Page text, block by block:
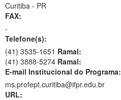
Curitiba - PR
FAX:
-
Telefone(s):
(41) 3535-1651 Ramal:
(41) 3888-5274 Ramal:
E-mail Institucional do Programa:
ms.profept.curitiba@ifpr.edu.br
URL: